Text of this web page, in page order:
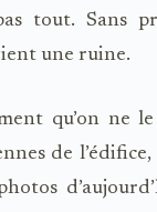
tout. Sans
une ruine.
qu’on ne
de